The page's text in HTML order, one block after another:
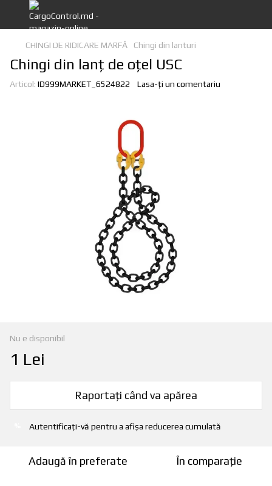
CHINGI DE RIDICARE MARFĂ Chingi din lanturi
Chingi din lanţ de oţel USC
Articol: ID999MARKET_6524822 Lasa-ți un comentariu
Nu e disponibil
1 Lei
Raportați când va apărea
Autentificați-vă pentru a afișa reducerea cumulată
Adaugă în preferate În comparație